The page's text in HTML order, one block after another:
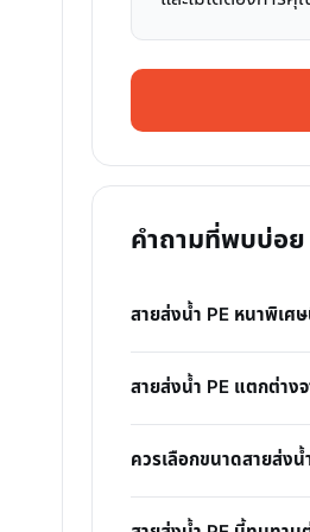
คำถามที่พบบ่อย
สายส่งน้ำ PE หนาพิเศ
สายส่งน้ำ PE แตกต่าง
ควรเลือกขนาดสายส่งน้